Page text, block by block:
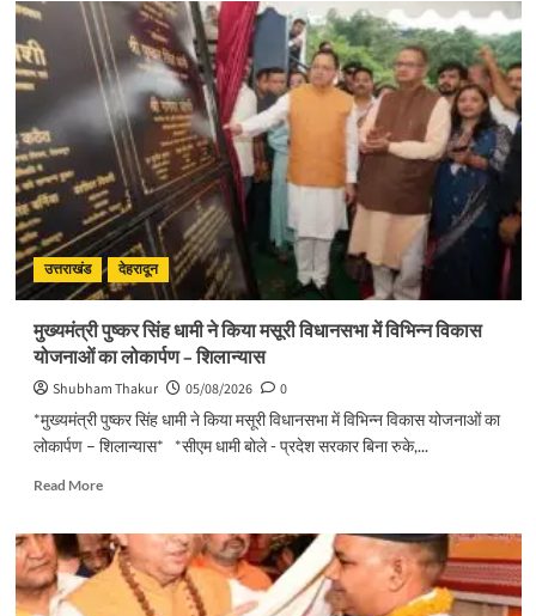
सड़क
सुरक्षा
पर
डीएम
का
सख्त
एक्शन,
ब्लैक
स्पॉट
होंगे
सुरक्षित,
हर
माह
प्रगति
समीक्षा
उत्तराखंड देहरादून
मुख्यमंत्री पुष्कर सिंह धामी ने किया मसूरी विधानसभा में विभिन्न विकास
योजनाओं का लोकार्पण – शिलान्यास
Shubham Thakur 05/08/2026
0
*मुख्यमंत्री पुष्कर सिंह धामी ने किया मसूरी विधानसभा में विभिन्न विकास योजनाओं का
लोकार्पण – शिलान्यास* *सीएम धामी बोले - प्रदेश सरकार बिना रुके,...
Read MoreRead
मुख्यमंत्री
पुष्कर